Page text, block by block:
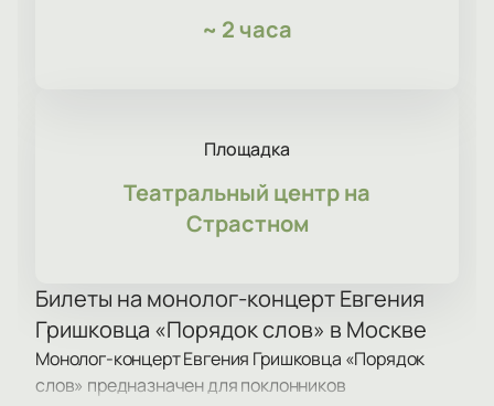
~ 2 часа
Площадка
Театральный центр на
Страстном
Билеты на монолог-концерт Евгения
Гришковца «Порядок слов» в Москве
Монолог-концерт Евгения Гришковца «Порядок
слов» предназначен для поклонников